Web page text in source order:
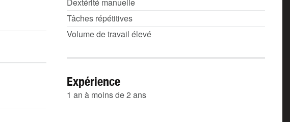
Tâches répétitives
Volume de travail élevé
Expérience
1 an à moins de 2 ans